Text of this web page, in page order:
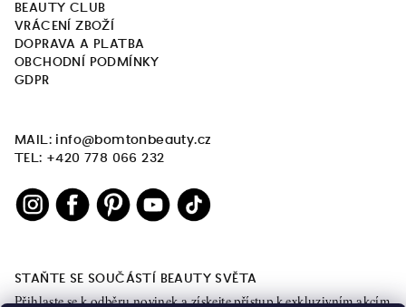
BEAUTY CLUB
VRÁCENÍ ZBOŽÍ
DOPRAVA A PLATBA
OBCHODNÍ PODMÍNKY
GDPR
MAIL: info@bomtonbeauty.cz
TEL: +420 778 066 232
STAŇTE SE SOUČÁSTÍ BEAUTY SVĚTA
Přihlaste se k odběru novinek a získejte přístup k exkluzivním akcím